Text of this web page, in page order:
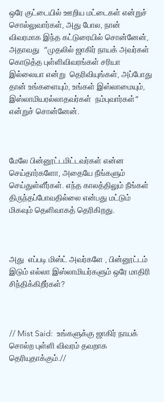
ஒரே குட்டையில் ஊறிய மட்டைகள் என்றுச்
சொல்லுவார்கள், அது போல, நான்
விவரமாக இந்த கட்டுரையில் சொன்னேன்,
அதாவது  “முதலில் ஜாகிர் நாயக் அவர்கள்
கொடுத்த புள்ளிவிவரங்கள் சரியா
இல்லையா என்று  தெரிவியுங்கள், அப்போது
தான் உங்களையும், உங்கள் இஸ்லாமையும்,
இஸ்லாமியரல்லாதவர்கள்  நம்புவார்கள்”
என்றுச் சொன்னேன்.
மேலே பின்னூட்டமிட்டவர்கள் என்ன
செய்தார்களோ, அதையே நீங்களும்
செய்துள்ளீர்கள். எந்த காலத்திலும் நீங்கள்
திருந்தப்போவதில்லை என்பது மட்டும்
மிகவும் தெளிவாகத் தெரிகிறது.
அது  எப்படி மிஸ்ட் அவர்களே , பின்னூட்டம்
இடும் எல்லா இஸ்லாமியர்களும் ஒரே மாதிரி
சிந்திக்கிறீர்கள்?
// Mist Said:  உங்களுக்கு ஜாகிர் நாயக்
சொல்ற புள்ளி விவரம் தவறாக
தெரியுதாக்கும்.//